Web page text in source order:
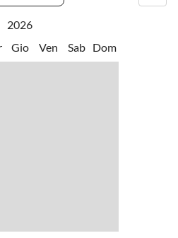
2026
Gio Ven Sab Dom